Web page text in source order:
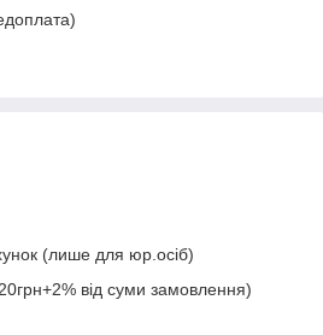
(лише для юр.осіб)
від суми замовлення)